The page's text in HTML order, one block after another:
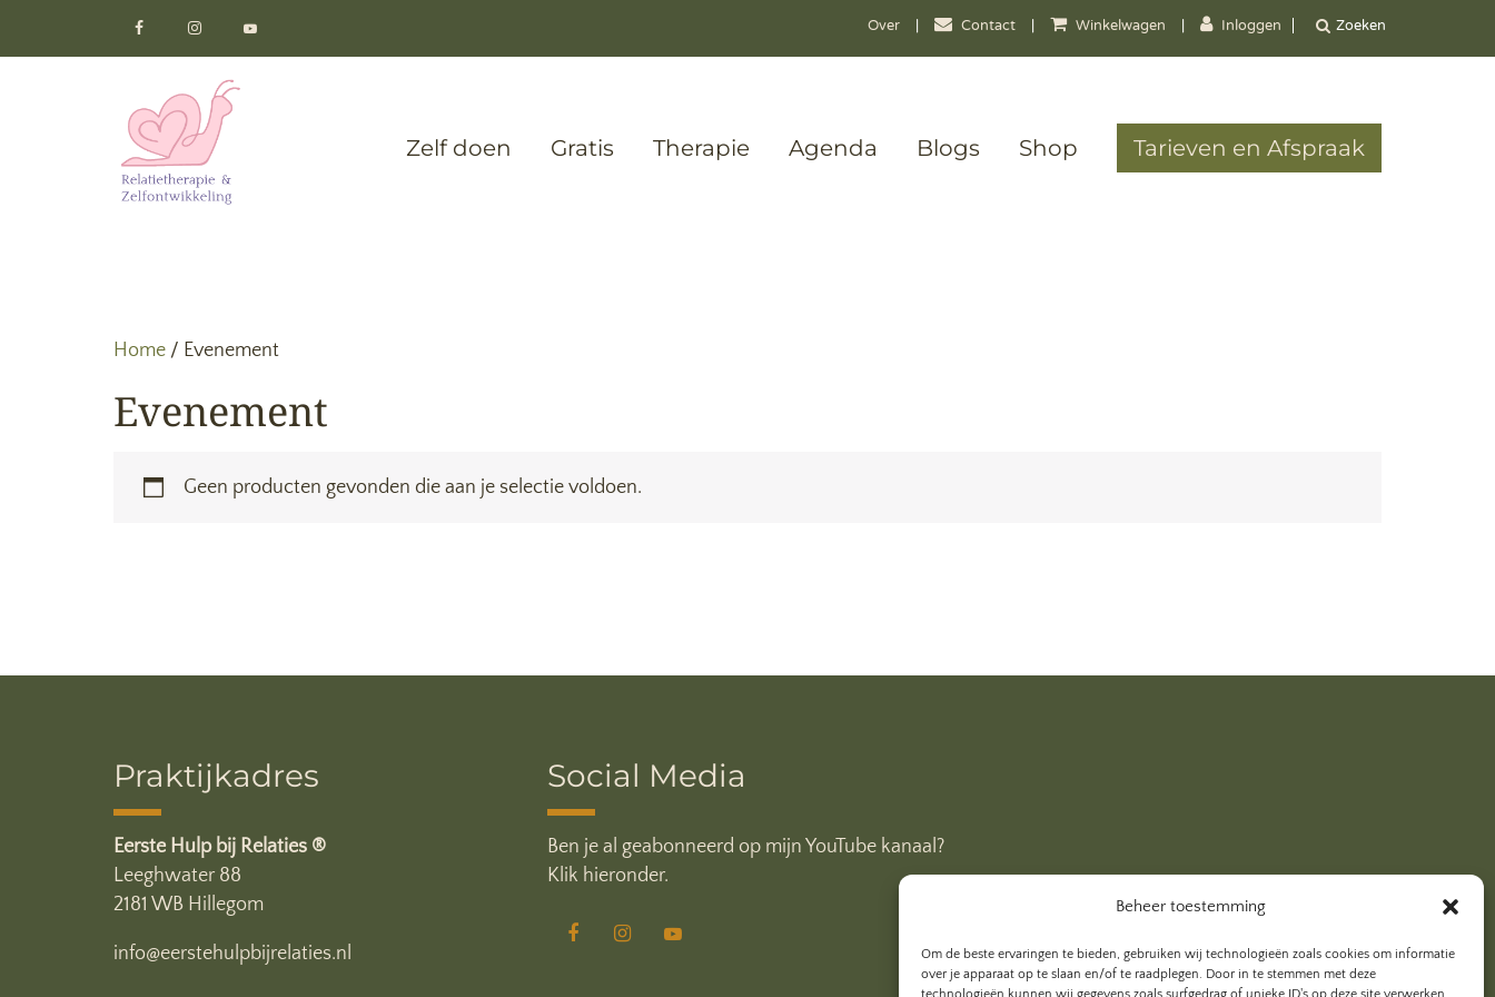
Beheer toestemming
Om de beste ervaringen te bieden, gebruiken wij technologieën zoals cookies om informatie
over je apparaat op te slaan en/of te raadplegen. Door in te stemmen met deze
Over | Contact | Winkelwagen | Inloggen
Zelf doen Gratis Therapie Agenda Blogs Shop Tarieven en Afspraak
Home / Evenement
Evenement
Geen producten gevonden die aan je selectie voldoen.
Praktijkadres
Eerste Hulp bij Relaties ®
Leeghwater 88
2181 WB Hillegom
info@eerstehulpbijrelaties.nl
Social Media
Ben je al geabonneerd op mijn YouTube kanaal?
Klik hieronder.